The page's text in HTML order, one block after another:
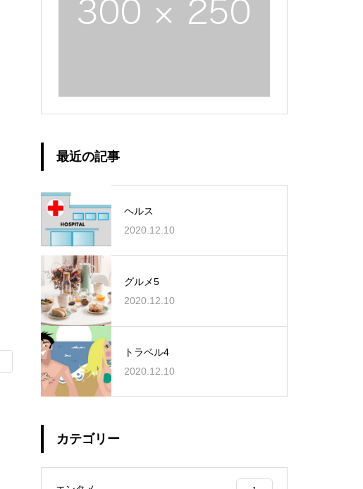
最近の記事
ヘルス
2020.12.10
グルメ5
2020.12.10
トラベル4
2020.12.10
カテゴリー